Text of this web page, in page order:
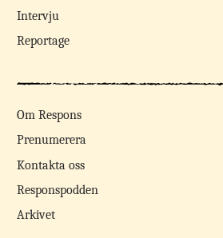
Intervju
Reportage
Om Respons
Prenumerera
Kontakta oss
Responspodden
Arkivet